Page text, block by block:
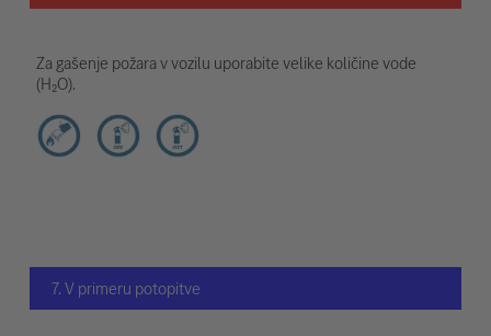
Za gašenje požara v vozilu uporabite velike količine vode
(H₂O).
7. V primeru potopitve